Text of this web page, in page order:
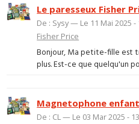
Le paresseux Fisher
De : Sysy — Le 11 Mai 2025
Fisher Price
Bonjour, Ma petite-fille est
plus. Est-ce que quelqu'un
Magnetophone enfant
De : CL — Le 03 Mar 2025 -